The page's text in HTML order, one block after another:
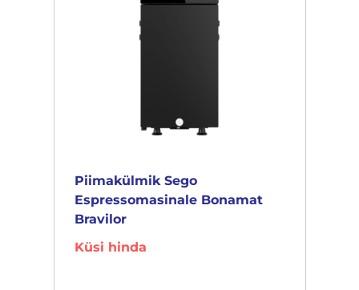
Piimakülmik Sego
Espressomasinale Bonamat
Bravilor
Küsi hinda